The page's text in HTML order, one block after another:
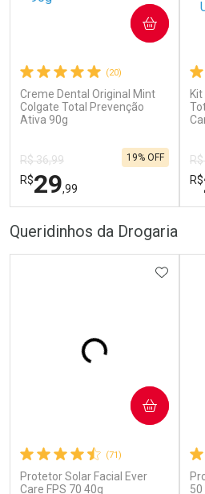
(20)
Creme Dental Original Mint
Colgate Total Prevenção
Ativa 90g
R$ 36,99
R$29,99
19% OFF
COMPRAR
Ativar Desconto
R$
Queridinhos da Drogaria
(71)
Protetor Solar Facial Ever
Care FPS 70 40g
COMPRAR
50